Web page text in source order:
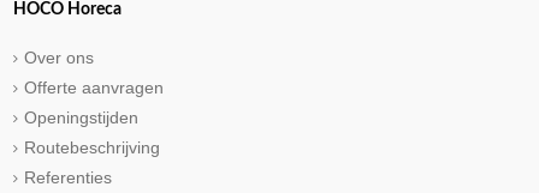
HOCO Horeca
Over ons
Offerte aanvragen
Openingstijden
Routebeschrijving
Referenties